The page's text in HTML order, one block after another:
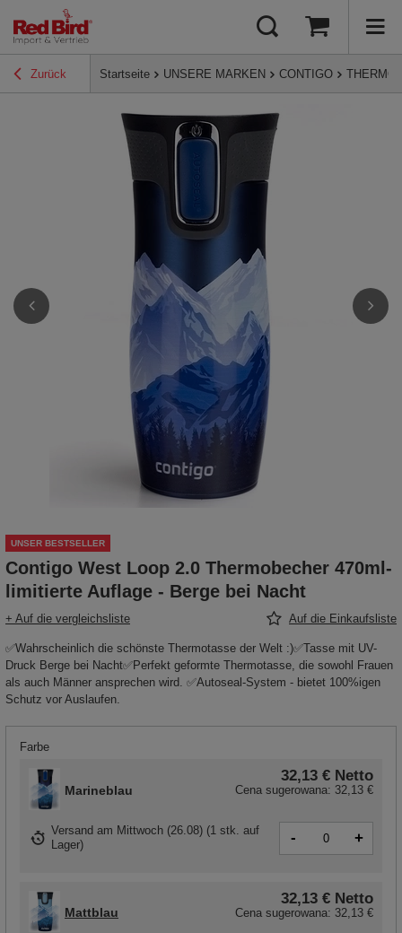
Zurück Startseite UNSERE MARKEN CONTIGO
UNSER BESTSELLER
Contigo West Loop 2.0 Thermobecher 470ml-
limitierte Auflage - Berge bei Nacht
+ Auf die vergleichsliste Auf die Einkaufsliste
✅Wahrscheinlich die schönste Thermotasse der Welt :)✅Tasse mit UV-
Druck Berge bei Nacht✅Perfekt geformte Thermotasse, die sowohl Frauen
als auch Männer ansprechen wird. ✅Autoseal-System - bietet 100%igen
Schutz vor Auslaufen.
Farbe
Mattblau
32,13 € Netto
Cena sugerowana: 32,13 €
Marineblau
32,13 € Netto
Cena sugerowana: 32,13 €
Versand am Mittwoch (26.08) (1 stk. auf
Lager) - +